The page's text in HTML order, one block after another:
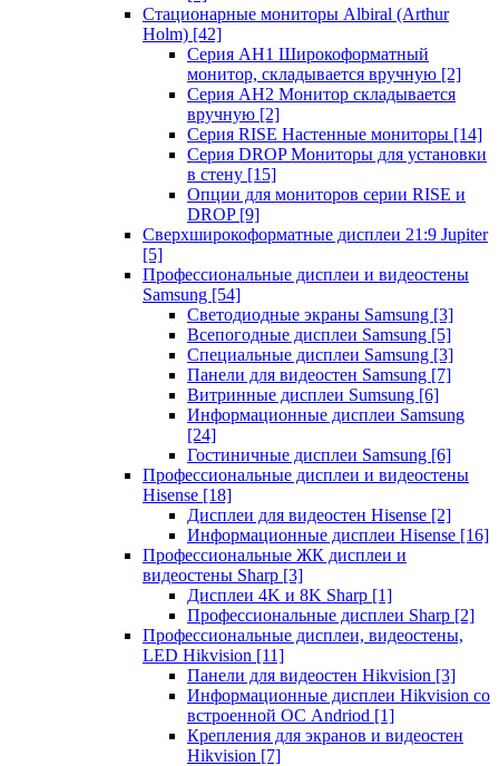
Стационарные мониторы Albiral (Arthur
Holm) [42]
Серия AH1 Широкоформатный
монитор, складывается вручную [2]
Серия AH2 Монитор складывается
вручную [2]
Серия RISE Настенные мониторы [14]
Серия DROP Мониторы для установки
в стену [15]
Опции для мониторов серии RISE и
DROP [9]
Сверхширокоформатные дисплеи 21:9 Jupiter
[5]
Профессиональные дисплеи и видеостены
Samsung [54]
Светодиодные экраны Samsung [3]
Всепогодные дисплеи Samsung [5]
Специальные дисплеи Samsung [3]
Панели для видеостен Samsung [7]
Витринные дисплеи Sumsung [6]
Информационные дисплеи Samsung
[24]
Гостиничные дисплеи Samsung [6]
Профессиональные дисплеи и видеостены
Hisense [18]
Дисплеи для видеостен Hisense [2]
Информационные дисплеи Hisense [16]
Профессиональные ЖК дисплеи и
видеостены Sharp [3]
Дисплеи 4K и 8K Sharp [1]
Профессиональные дисплеи Sharp [2]
Профессиональные дисплеи, видеостены,
LED Hikvision [11]
Панели для видеостен Hikvision [3]
Информационные дисплеи Hikvision со
встроенной ОС Andriod [1]
Крепления для экранов и видеостен
Hikvision [7]